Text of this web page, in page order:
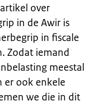
over
in de Awir is
in fiscale
Zodat iemand
meestal
er ook enkele
we die in dit